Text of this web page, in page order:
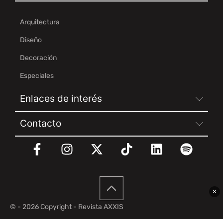
✕
Arquitectura
Diseño
Decoración
Especiales
Enlaces de interés
Contacto
© - 2026 Copyright - Revista AXXIS